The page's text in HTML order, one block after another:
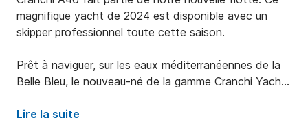
magnifique yacht de 2024 est disponible avec un
skipper professionnel toute cette saison.
Prêt à naviguer, sur les eaux méditerranéennes de la
Belle Bleu, le nouveau-né de la gamme Cranchi Yachts
deux VOLVO à 480 CV. Ces caractéristiques
Lire la suite